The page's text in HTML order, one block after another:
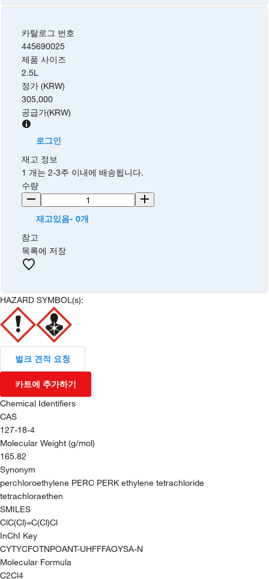
카탈로그 번호
445690025
제품 사이즈
2.5L
정가 (KRW)
305,000
공급가(KRW)
로그인
재고 정보
1 개는 2-3주 이내에 배송됩니다.
수량
재고있음- 0개
참고
목록에 저장
HAZARD SYMBOL(s):
벌크 견적 요청
카트에 추가하기
Chemical Identifiers
CAS
127-18-4
Molecular Weight (g/mol)
165.82
Synonym
perchloroethylene PERC PERK ethylene tetrachloride
tetrachloraethen
SMILES
ClC(Cl)=C(Cl)Cl
InChI Key
CYTYCFOTNPOANT-UHFFFAOYSA-N
Molecular Formula
C2Cl4